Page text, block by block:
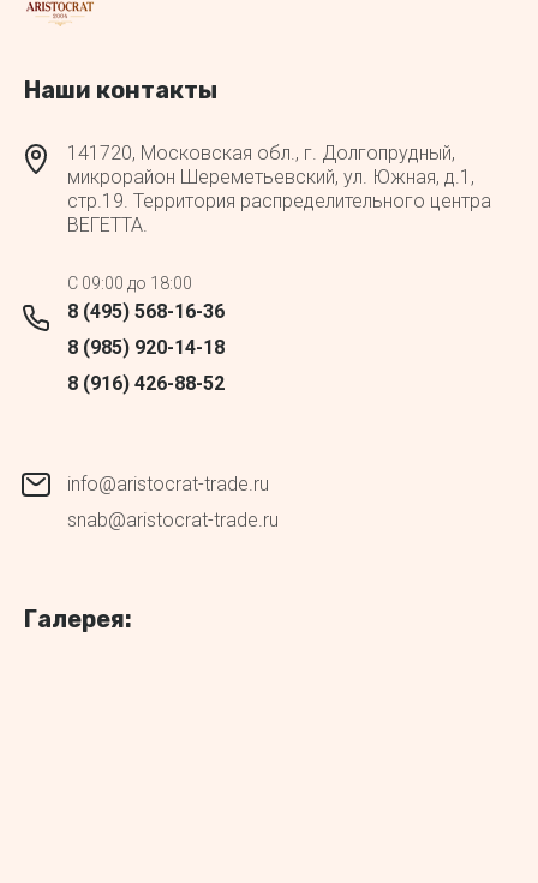
Наши контакты
141720, Московская обл., г. Долгопрудный,
микрорайон Шереметьевский, ул. Южная, д.1,
стр.19. Территория распределительного центра
ВЕГЕТТА.
C 09:00 до 18:00
8 (495) 568-16-36
8 (985) 920-14-18
8 (916) 426-88-52
info@aristocrat-trade.ru
snab@aristocrat-trade.ru
Галерея: